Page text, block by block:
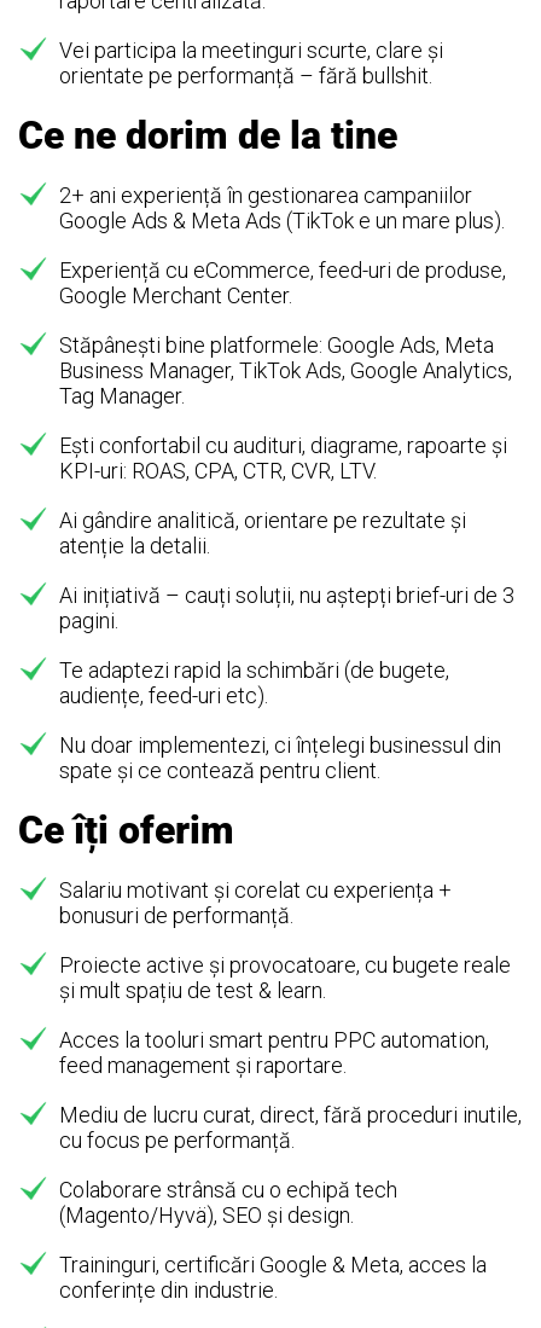
Vei participa la meetinguri scurte, clare și
orientate pe performanță – fără bullshit.
Ce ne dorim de la tine
2+ ani experiență în gestionarea campaniilor
Google Ads & Meta Ads (TikTok e un mare plus).
Experiență cu eCommerce, feed-uri de produse,
Google Merchant Center.
Stăpânești bine platformele: Google Ads, Meta
Business Manager, TikTok Ads, Google Analytics,
Tag Manager.
Ești confortabil cu audituri, diagrame, rapoarte și
KPI-uri: ROAS, CPA, CTR, CVR, LTV.
Ai gândire analitică, orientare pe rezultate și
atenție la detalii.
Ai inițiativă – cauți soluții, nu aștepți brief-uri de 3
pagini.
Te adaptezi rapid la schimbări (de bugete,
audiențe, feed-uri etc).
Nu doar implementezi, ci înțelegi businessul din
spate și ce contează pentru client.
Ce îți oferim
Salariu motivant și corelat cu experiența +
bonusuri de performanță.
Proiecte active și provocatoare, cu bugete reale
și mult spațiu de test & learn.
Acces la tooluri smart pentru PPC automation,
feed management și raportare.
Mediu de lucru curat, direct, fără proceduri inutile,
cu focus pe performanță.
Colaborare strânsă cu o echipă tech
(Magento/Hyvä), SEO și design.
Traininguri, certificări Google & Meta, acces la
conferințe din industrie.